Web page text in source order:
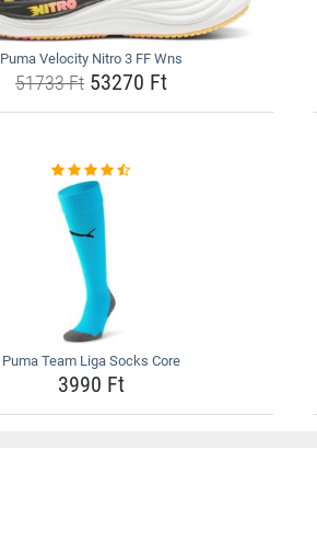
Puma Velocity Nitro 3 FF Wns
51733 Ft53270 Ft
Puma Team Liga Socks Core
3990 Ft